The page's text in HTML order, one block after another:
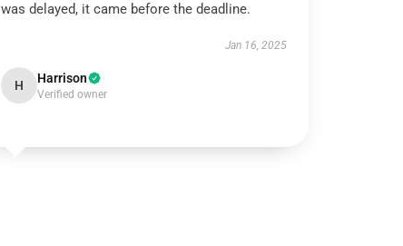
was delayed, it came before the deadline.
Jan 16, 2025
H Harrison
Verified owner